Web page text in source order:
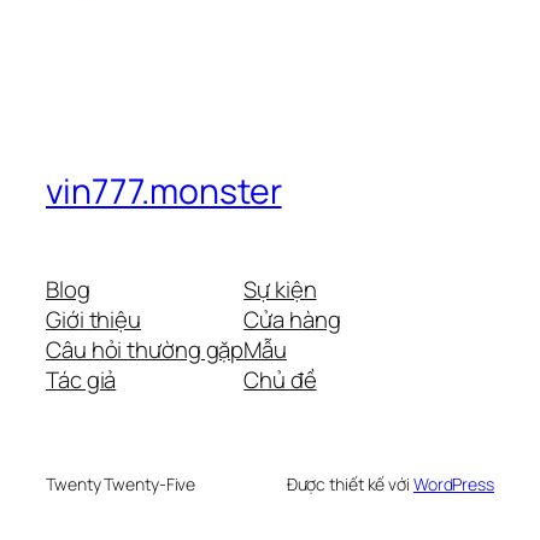
vin777.monster
Blog
Giới thiệu
Câu hỏi thường gặp
Tác giả
Sự kiện
Cửa hàng
Mẫu
Chủ đề
Twenty Twenty-Five Được thiết kế với WordPress